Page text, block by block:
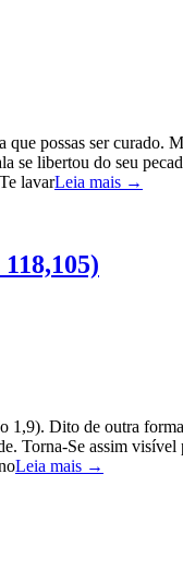
possas ser curado.
se libertou do seu
lavarLeia mais →
Dito de outra
Torna-Se assim visível
Leia mais →